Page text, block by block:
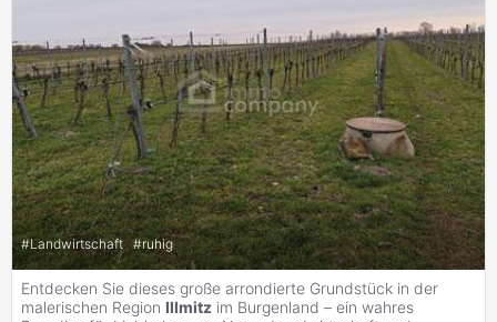
#Landwirtschaft #ruhig
Entdecken Sie dieses große arrondierte Grundstück in der
malerischen Region Illmitz im Burgenland – ein wahres